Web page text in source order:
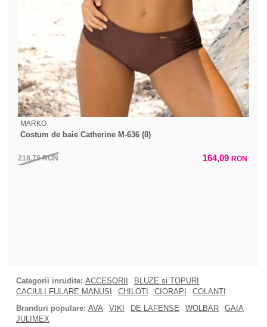
MARKO
Costum de baie Catherine M-636 (8)
218,79RON 164,09 RON
Categorii inrudite: ACCESORII
BLUZE si TOPURI
CACIULI FULARE MANUSI
CHILOTI CIORAPI
COLANTI
Branduri populare: AVA VIKI DE LAFENSE WOLBAR
GAIA
JULIMEX